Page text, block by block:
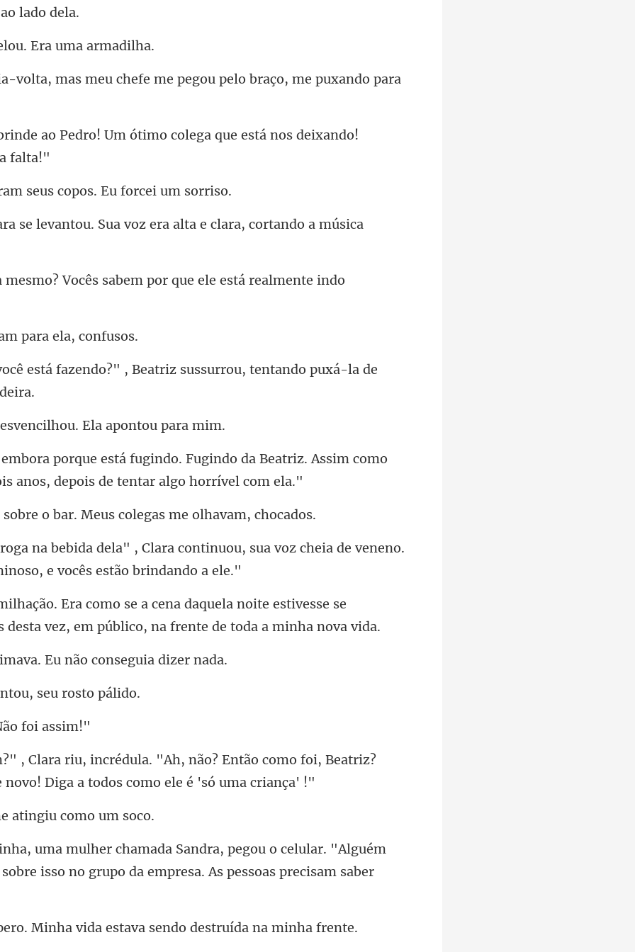
Era um
u chefe me pegou pelo braço,
Um ótimo colega que está nos de
seus copos. Eu
u. Sua voz era alta e clara
ocês sabem por que ele es
para el
?" , Beatriz sussurrou, tentando
vencilhou. Ela a
gindo da Beatriz. Assim como
o bar. Meus colegas
continuou, sua voz cheia de veneno.
a noite estivesse se
desta vez,
va. Eu não conse
seu
f
não? Então como foi, Beatriz?
nov
atingiu
celular. "Alguém
isso no grup
a vida estava sendo des